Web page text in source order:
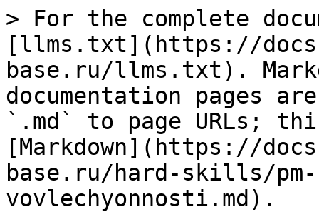
> For the complete
[llms.txt](https://
base.ru/llms.txt).
documentation pages
`.md` to page URLs;
[Markdown](https://
base.ru/hard-skills/
vovlechyonnosti.md).